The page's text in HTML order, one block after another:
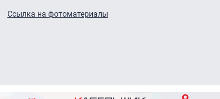
Ссылка на фотоматериалы